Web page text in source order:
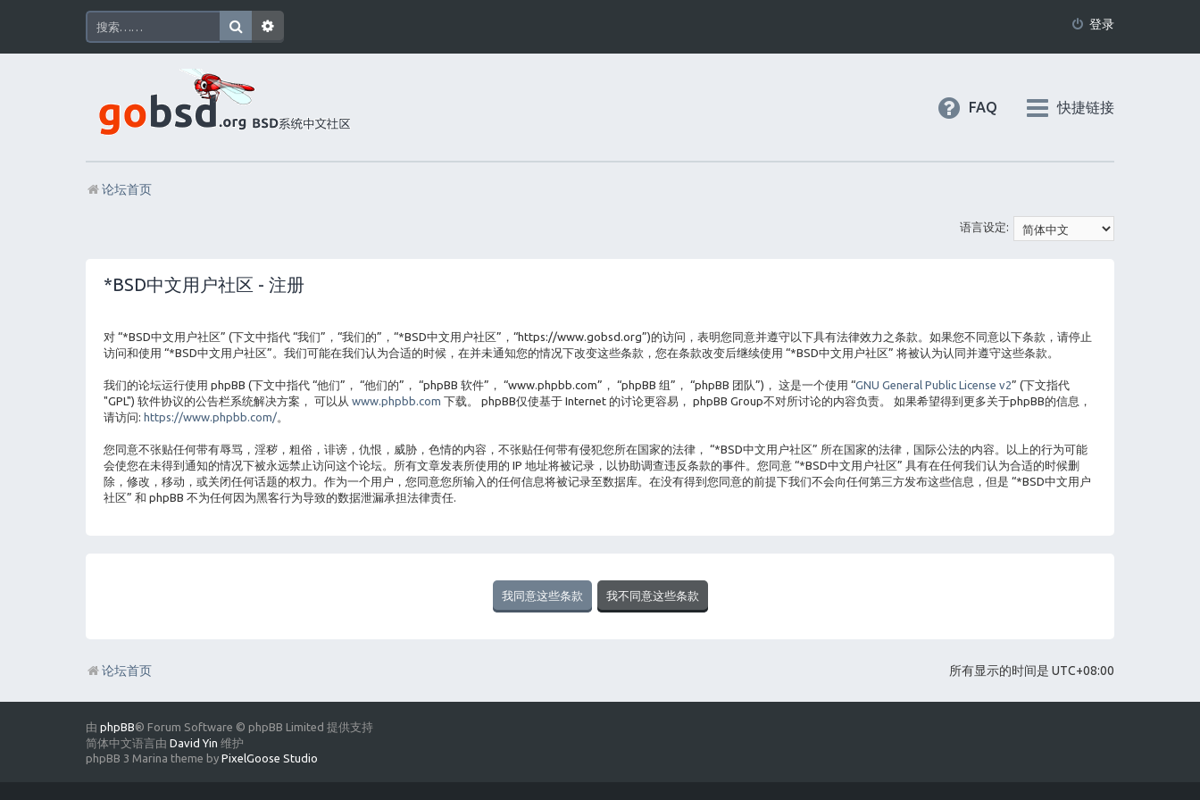
登录
快捷链接
FAQ
论坛首页
语言设定:
*BSD中文用户社区 - 注册
对 “*BSD中文用户社区” (下文中指代 “我们”，“我们的”，“*BSD中文用户社区”，“https://www.gobsd.org”)的访问，表明您同意并遵守以下具有法律效力之条款。如果您不同意以下条款，请停止
访问和使用 “*BSD中文用户社区”。我们可能在我们认为合适的时候，在并未通知您的情况下改变这些条款，您在条款改变后继续使用 “*BSD中文用户社区” 将被认为认同并遵守这些条款。
我们的论坛运行使用 phpBB (下文中指代 “他们”， “他们的”， “phpBB 软件”， “www.phpbb.com”， “phpBB 组”， “phpBB 团队”)， 这是一个使用 “GNU General Public License v2” (下文指代
"GPL") 软件协议的公告栏系统解决方案， 可以从 www.phpbb.com 下载。 phpBB仅使基于 Internet 的讨论更容易， phpBB Group不对所讨论的内容负责。 如果希望得到更多关于phpBB的信息，
请访问: https://www.phpbb.com/
您同意不张贴任何带有辱骂，淫秽，粗俗，诽谤，仇恨，威胁，色情的内容，不张贴任何带有侵犯您所在国家的法律， “*BSD中文用户社区” 所在国家的法律，国际公法的内容。以上的行为可能
会使您在未得到通知的情况下被永远禁止访问这个论坛。所有文章发表所使用的 IP 地址将被记录，以协助调查违反条款的事件。您同意 “*BSD中文用户社区” 具有在任何我们认为合适的时候删
除，修改，移动，或关闭任何话题的权力。作为一个用户，您同意您所输入的任何信息将被记录至数据库。在没有得到您同意的前提下我们不会向任何第三方发布这些信息，但是 “*BSD中文用户
社区” 和 phpBB 不为任何因为黑客行为导致的数据泄漏承担法律责任.
所有显示的时间是 UTC+08:00
论坛首页
由 phpBB® Forum Software © phpBB Limited 提供支持
简体中文语言由 David Yin 维护
phpBB 3 Marina theme by PixelGoose Studio